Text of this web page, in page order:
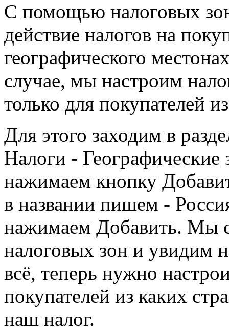
С помощью налоговых
действие налогов на
географического
случае, мы настроим
только для покупателей
Для этого заходим в
Налоги -
нажимаем кнопку
в названии пишем -
нажимаем Добавить. Мы
налоговых зон и увидим
всё, теперь нужно
покупателей из каких
наш налог.